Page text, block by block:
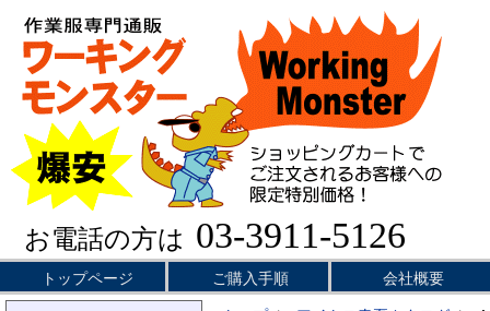
お電話の方は 03-3911-5126
トップページ ご購入手順 会社概要